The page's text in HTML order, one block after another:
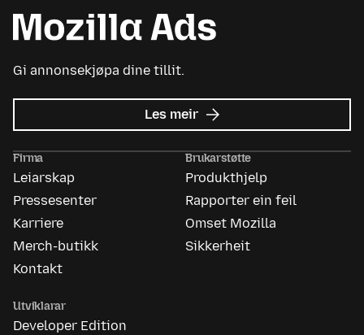
Gi annonsekjøpa dine tillit.
Les meir om
Mozilla
Firma
Leiarskap
Pressesenter
Karriere
Merch-butikk
Kontakt
Brukarstøtte
Produkthjelp
Rapporter ein feil
Omset Mozilla
Sikkerheit
Utviklarar
Developer Edition